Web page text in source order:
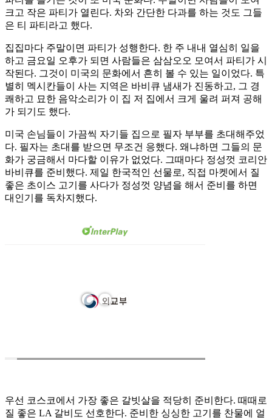
크고 작은 파티가 열린다. 차와 간단한 다과를 하는 것도 그들
은 티 파티라고 했다.
집집마다 주말이면 파티가 성행한다. 한 주 내내 열심히 일을
하고 금요일 오후가 되면 사람들은 삼삼오오 모여서 파티가 시
작된다. 그것이 미국의 문화에서 흔히 볼 수 있는 일이었다. 특
별히 멕시칸들이 사는 지역은 바비큐 냄새가 진동하고, 그 경
쾌하고 묘한 음악소리가 이 집 저 집에서 크게 울려 퍼져 공해
가 되기도 했다.
미국 손님들이 가끔씩 자기들 집으로 필자 부부를 초대해주었
다. 필자는 초대를 받으면 무조건 응했다. 왜냐하면 그들의 문
화가 궁금해서 마다할 이유가 없었다. 그때마다 정성껏 코리안
바비큐를 준비했다. 제일 한국적인 선물로, 직접 마켓에서 질
좋은 초이스 고기를 사다가 정성껏 양념을 해서 준비를 하면
대인기를 독차지했다.
우선 코스코에서 가장 좋은 갈빗살을 적당히 준비한다. 때때로
질 좋은 LA 갈비도 선호한다. 준비한 싱싱한 고기를 찬물에 얼